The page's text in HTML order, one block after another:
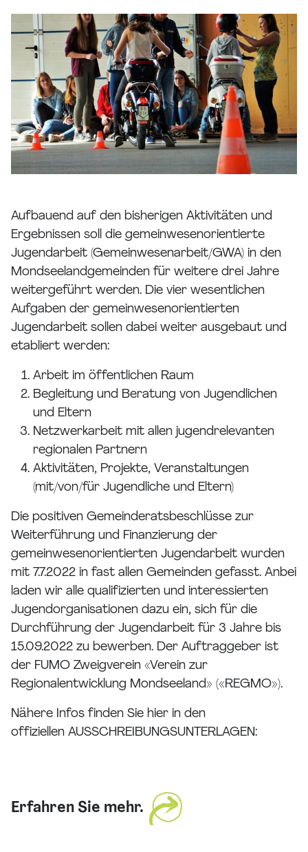
Aufbauend auf den bisherigen Aktivitäten und
Ergebnissen soll die gemeinwesenorientierte
Jugendarbeit (Gemeinwesenarbeit/GWA) in den
Mondseelandgemeinden für weitere drei Jahre
weitergeführt werden. Die vier wesentlichen
Aufgaben der gemeinwesenorientierten
Jugendarbeit sollen dabei weiter ausgebaut und
etabliert werden:
Arbeit im öffentlichen Raum
Begleitung und Beratung von Jugendlichen
und Eltern
Netzwerkarbeit mit allen jugendrelevanten
regionalen Partnern
Aktivitäten, Projekte, Veranstaltungen
(mit/von/für Jugendliche und Eltern)
Die positiven Gemeinderatsbeschlüsse zur
Weiterführung und Finanzierung der
gemeinwesenorientierten Jugendarbeit wurden
mit 7.7.2022 in fast allen Gemeinden gefasst. Anbei
laden wir alle qualifizierten und interessierten
Jugendorganisationen dazu ein, sich für die
Durchführung der Jugendarbeit für 3 Jahre bis
15.09.2022 zu bewerben. Der Auftraggeber ist
der FUMO Zweigverein «Verein zur
Regionalentwicklung Mondseeland» («REGMO»).
Nähere Infos finden Sie hier in den
offiziellen AUSSCHREIBUNGSUNTERLAGEN:
Erfahren Sie mehr.